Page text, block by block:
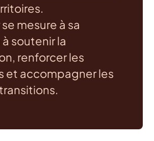
mesure à sa
soutenir la
renforcer les
et accompagner les